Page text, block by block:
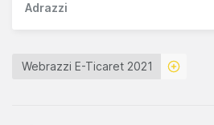
Adrazzi
Webrazzi E-Ticaret 2021